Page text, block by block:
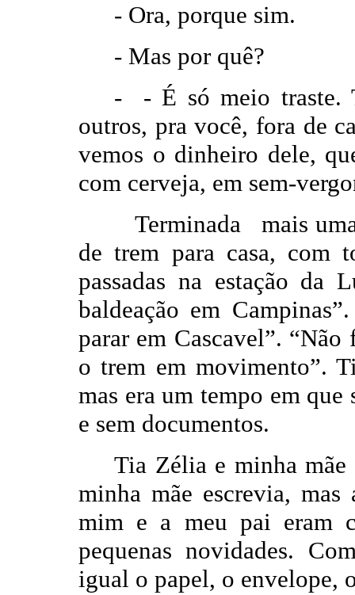
- Ora, porque sim.
- Mas por quê?
-
- É só meio traste.
outros, pra você, fora de
vemos o dinheiro dele,
com cerveja, em sem-
Terminada mais
de trem para casa, com
passadas na estação da
baldeação em
parar em Cascavel”.
o trem em movimento”.
mas era um tempo em
e sem documentos.
Tia Zélia e minha mãe
minha mãe escrevia, mas
mim e a meu pai eram
pequenas novidades.
igual o papel, o envelope,